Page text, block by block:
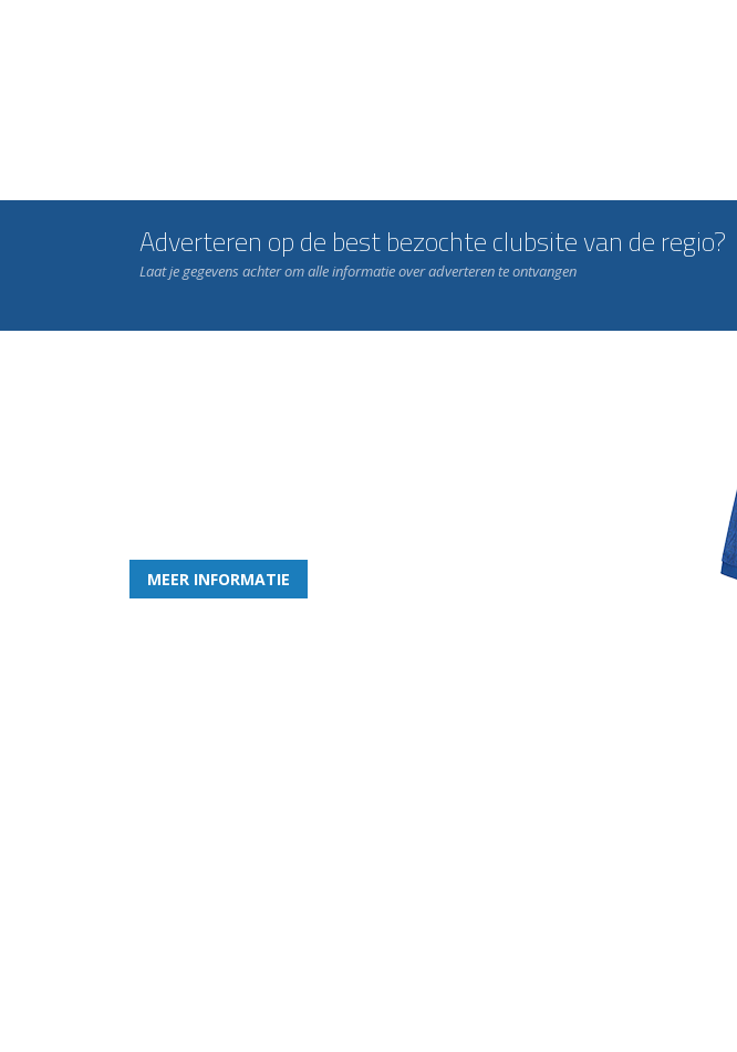
Adverteren op de best bezochte clubsite van de regio?
Laat je gegevens achter om alle informatie over adverteren te ontvangen
MEER INFORMATIE